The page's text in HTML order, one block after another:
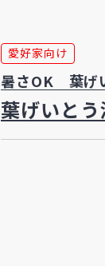
愛好家向け
暑さOK 葉げ
葉げいとう